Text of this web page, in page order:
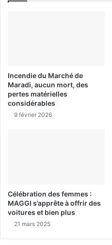
Incendie du Marché de
Maradi, aucun mort, des
pertes matérielles
considérables
9 février 2026
Célébration des femmes :
MAGGI s’apprête à offrir des
voitures et bien plus
21 mars 2025